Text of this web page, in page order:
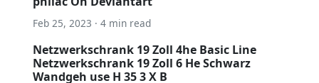
Feb 25, 2023 · 4 min read
Netzwerkschrank 19 Zoll 4he Basic Line
Netzwerkschrank 19 Zoll 6 He Schwarz
Wandgeh use H 35 3 X B